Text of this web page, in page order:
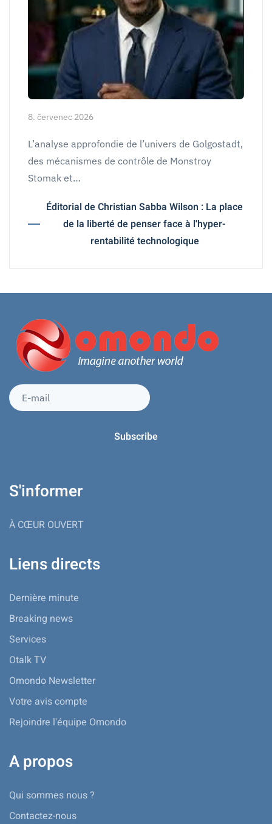
8. červenec 2026
L’analyse approfondie de l’univers de Golgostadt,
des mécanismes de contrôle de Monstroy
Stomak et…
Éditorial de Christian Sabba Wilson : La place
de la liberté de penser face à l'hyper-
rentabilité technologique
S'informer
À CŒUR OUVERT
Liens directs
Dernière minute
Breaking news
Services
Otalk TV
Omondo Newsletter
Votre avis compte
Rejoindre l'équipe Omondo
A propos
Qui sommes nous ?
Contactez-nous